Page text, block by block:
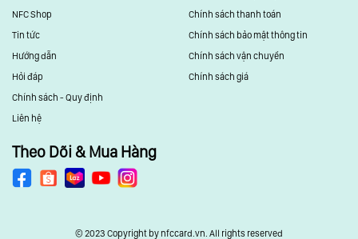
NFC Shop
Tin tức
Hướng dẫn
Hỏi đáp
Chính sách - Quy định
Liên hệ
Chính sách thanh toán
Chính sách bảo mật thông tin
Chính sách vận chuyển
Chính sách giá
Theo Dõi & Mua Hàng
© 2023 Copyright by nfccard.vn. All rights reserved